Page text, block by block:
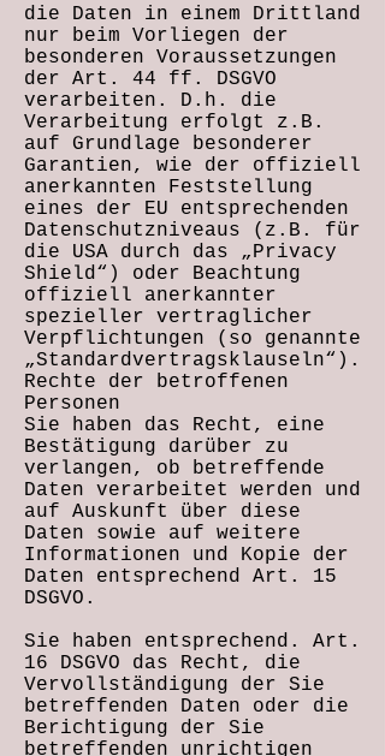
die Daten in einem Drittland
nur beim Vorliegen der
besonderen Voraussetzungen
der Art. 44 ff. DSGVO
verarbeiten. D.h. die
Verarbeitung erfolgt z.B.
auf Grundlage besonderer
Garantien, wie der offiziell
anerkannten Feststellung
eines der EU entsprechenden
Datenschutzniveaus (z.B. für
die USA durch das „Privacy
Shield“) oder Beachtung
offiziell anerkannter
spezieller vertraglicher
Verpflichtungen (so genannte
„Standardvertragsklauseln“).
Rechte der betroffenen
Personen
Sie haben das Recht, eine
Bestätigung darüber zu
verlangen, ob betreffende
Daten verarbeitet werden und
auf Auskunft über diese
Daten sowie auf weitere
Informationen und Kopie der
Daten entsprechend Art. 15
DSGVO.
Sie haben entsprechend. Art.
16 DSGVO das Recht, die
Vervollständigung der Sie
betreffenden Daten oder die
Berichtigung der Sie
betreffenden unrichtigen